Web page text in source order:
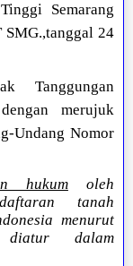
Semarang
SMG.,tanggal 24
Tanggungan
merujuk
Undang Nomor
hukumoleh
tanah
menurut
diatur dalam